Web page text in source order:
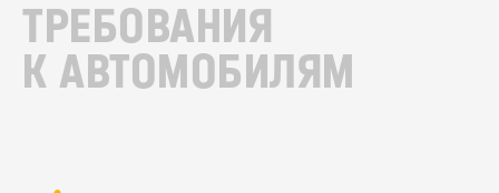
ТРЕБОВАНИЯ
К АВТОМОБИЛЯМ